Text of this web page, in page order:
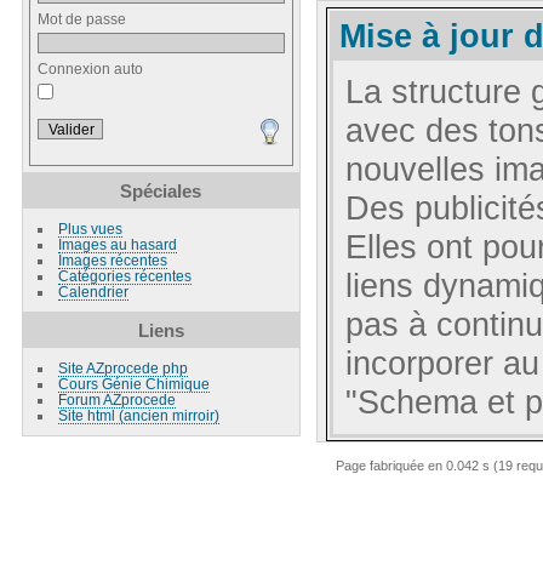
Mot de passe
Connexion auto
Spéciales
Plus vues
Images au hasard
Images récentes
Catégories récentes
Calendrier
Liens
Site AZprocede php
Cours Génie Chimique
Forum AZprocede
Site html (ancien mirroir)
Mise à jour
La structure
avec des
nouvelles
Des
Elles ont
liens
pas à
incorporer
"Schema et
Page fabriquée en 0.042 s (19